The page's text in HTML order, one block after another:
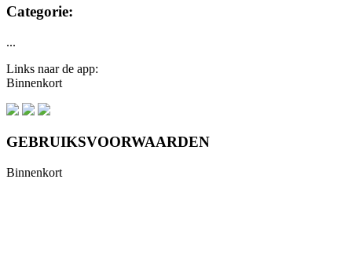
Categorie:
...
Links naar de app:
Binnenkort
GEBRUIKSVOORWAARDEN
Binnenkort